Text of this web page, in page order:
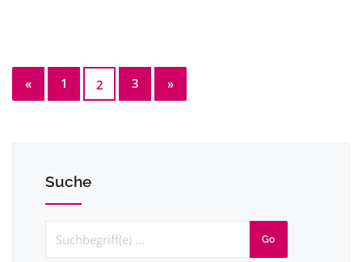
« 1 2 3 »
Suche
Go